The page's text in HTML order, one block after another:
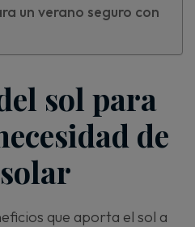
un verano seguro con
sol para
de
que aporta el sol a